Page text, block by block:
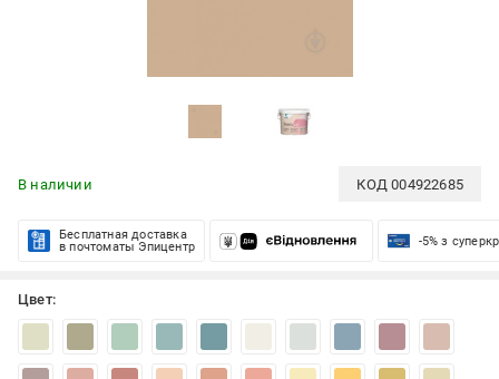
В наличии КОД004922685
Бесплатная доставка
в почтоматы Эпицентр
-5% з
Цвет: